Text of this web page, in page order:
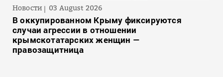
Новости 03 August 2026
В оккупированном Крыму фиксируются
случаи агрессии в отношении
крымскотатарских женщин —
правозащитница